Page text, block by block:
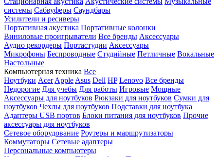
системы Сабвуферы Саундбары
Усилители и ресиверы
Портативная акустика Портативные колонки
Виниловые проигрыватели Все бренды Аксессуары
Аудио рекордеры Портастудии Аксессуары
Микрофоны Беспроводные Студийные Петличные Вокальные
Настольные
Компьютерная техника Все
Ноутбуки Acer Apple Asus Dell HP Lenovo Все бренды
Недорогие Для учебы Для работы Игровые Мощные
Аксессуары для ноутбуков Рюкзаки для ноутбуков Сумки для
ноутбуков Чехлы для ноутбуков Подставки для ноутбука
Адаптеры USB портов Блоки питания для ноутбуков Прочие
аксессуары для ноутбуков
Сетевое оборудование Роутеры и маршрутизаторы
Коммутаторы Сетевые адаптеры
Персональные компьютеры